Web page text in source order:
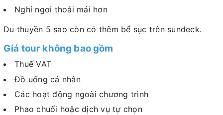
Nghỉ ngơi thoải mái hơn
Du thuyền 5 sao còn có thêm bể sục trên sundeck.
Giá tour không bao gồm
Thuế VAT
Đồ uống cá nhân
Các hoạt động ngoài chương trình
Phao chuối hoặc dịch vụ tự chọn